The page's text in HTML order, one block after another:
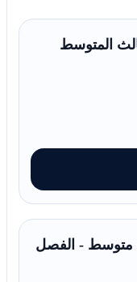
المتوسط
متوسط - الفصل